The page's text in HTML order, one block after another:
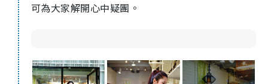
可為大家解開心中疑團。